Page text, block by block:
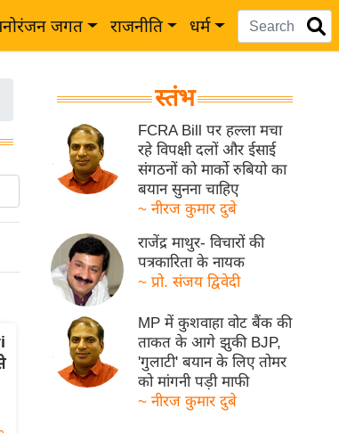
जगत राजनीति धर्म
स्तंभ
FCRA Bill पर हल्ला मचा
रहे विपक्षी दलों और ईसाई
संगठनों को मार्को रुबियो का
बयान सुनना चाहिए
~ नीरज कुमार दुबे
राजेंद्र माथुर- विचारों की
पत्रकारिता के नायक
~ प्रो. संजय द्विवेदी
MP में कुशवाहा वोट बैंक की
ताकत के आगे झुकी BJP,
'गुलाटी' बयान के लिए तोमर
को मांगनी पड़ी माफी
~ नीरज कुमार दुबे